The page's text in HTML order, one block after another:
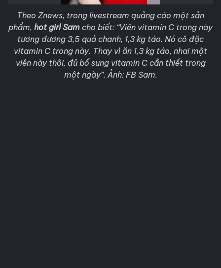
Theo Znews, trong livestream quảng cáo một sản
phẩm, hot girl Sam cho biết: “Viên vitamin C trong này
tương đương 3,5 quả chanh, 1,3 kg táo. Nó cô đặc
vitamin C trong này. Thay vì ăn 1,3 kg táo, nhai một
viên này thôi, đủ bổ sung vitamin C cần thiết trong
một ngày”. Ảnh: FB Sam.